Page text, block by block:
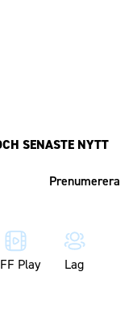
SENASTE NYTT
Play Lag